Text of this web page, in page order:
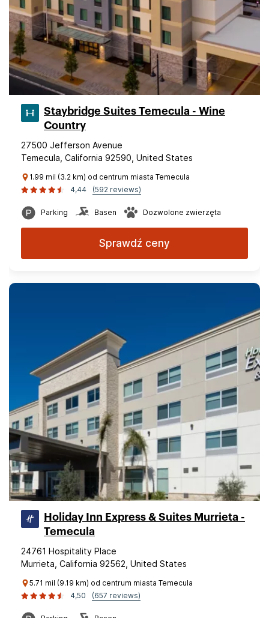
Staybridge Suites Temecula - Wine
Country
27500 Jefferson Avenue
Temecula, California 92590, United States
1.99 mil (3.2 km) od centrum miasta Temecula
4,44
(592 reviews)
Parking Basen Dozwolone zwierzęta
Sprawdź ceny
Holiday Inn Express & Suites Murrieta -
Temecula
24761 Hospitality Place
Murrieta, California 92562, United States
5.71 mil (9.19 km) od centrum miasta Temecula
4,50
(657 reviews)